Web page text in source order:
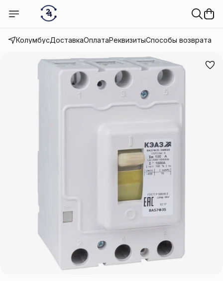
КолумбусДоставкаОплатаРеквизитыСпособы возврата